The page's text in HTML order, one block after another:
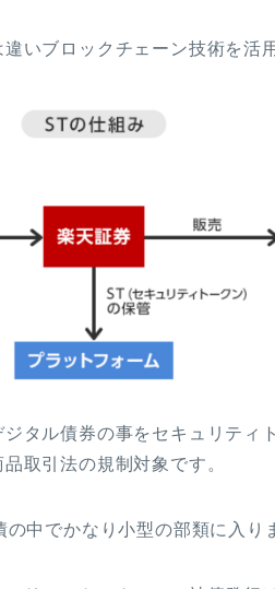
いブロックチェーン技術を活
タル債券の事をセキュリティ
取引法の規制対象です。
中でかなり小型の部類に入り